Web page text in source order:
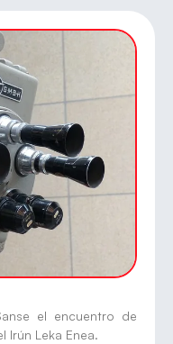
el encuentro de
Irún Leka Enea.